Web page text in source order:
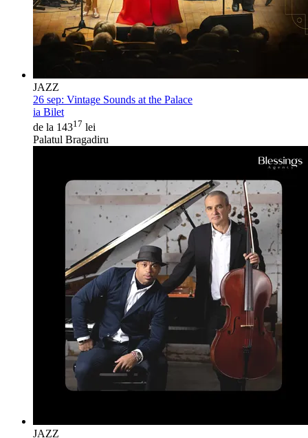
JAZZ
26 sep: Vintage Sounds at the Palace
ia Bilet
de la 14317 lei
Palatul Bragadiru
JAZZ